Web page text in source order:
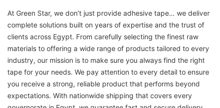
At Green Star, we don’t just provide adhesive tape… we deliver
complete solutions built on years of expertise and the trust of
clients across Egypt. From carefully selecting the finest raw
materials to offering a wide range of products tailored to every
industry, our mission is to make sure you always find the right
tape for your needs. We pay attention to every detail to ensure
you receive a strong, reliable product that performs beyond
expectations. With nationwide shipping that covers every